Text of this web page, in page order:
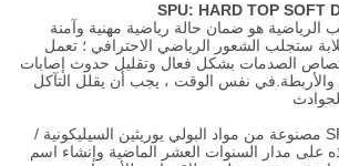
الرياضية هو ضمان حالة رياضية مهنية وآمنة
ستجلب الشعور الرياضي الاحترافي ؛ تعمل
الصدمات بشكل فعال وتقليل حدوث إصابات
نفس الوقت ، يجب أن يقلل التآكل
الأرضيات الرياضية SPU مصنوعة من مواد البولي يوريثين السيليكونية /
على مدار السنوات العشر الماضية وإنشاء اسم